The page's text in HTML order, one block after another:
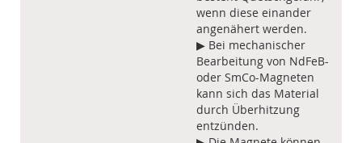
wenn diese einander
angenähert werden.
▶ Bei mechanischer
Bearbeitung von NdFeB-
oder SmCo-Magneten
kann sich das Material
durch Überhitzung
entzünden.